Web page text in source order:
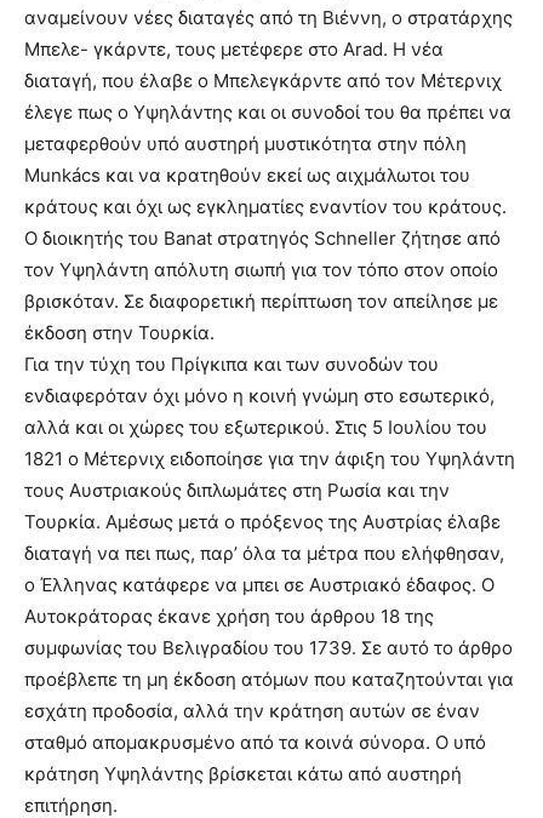
αναμείνουν νέες διαταγές από τη Βιέννη, ο στρατάρχης
Μπελε- γκάρντε, τους μετέφερε στο Arad. Η νέα
διαταγή, που έλαβε ο Μπελεγκάρντε από τον Μέτερνιχ
έλεγε πως ο Υψηλάντης και οι συνοδοί του θα πρέπει να
μεταφερθούν υπό αυστηρή μυστικότητα στην πόλη
Munkács και να κρατηθούν εκεί ως αιχμάλωτοι του
κράτους και όχι ως εγκληματίες εναντίον του κράτους.
Ο διοικητής του Banat στρατηγός Schneller ζήτησε από
τον Υψηλάντη απόλυτη σιωπή για τον τόπο στον οποίο
βρισκόταν. Σε διαφορετική περίπτωση τον απείλησε με
έκδοση στην Τουρκία.
Για την τύχη του Πρίγκιπα και των συνοδών του
ενδιαφερόταν όχι μόνο η κοινή γνώμη στο εσωτερικό,
αλλά και οι χώρες του εξωτερικού. Στις 5 Ιουλίου του
1821 ο Μέτερνιχ ειδοποίησε για την άφιξη του Υψηλάντη
τους Αυστριακούς διπλωμάτες στη Ρωσία και την
Τουρκία. Αμέσως μετά ο πρόξενος της Αυστρίας έλαβε
διαταγή να πει πως, παρ’ όλα τα μέτρα που ελήφθησαν,
ο Έλληνας κατάφερε να μπει σε Αυστριακό έδαφος. Ο
Αυτοκράτορας έκανε χρήση του άρθρου 18 της
συμφωνίας του Βελιγραδίου του 1739. Σε αυτό το άρθρο
προέβλεπε τη μη έκδοση ατόμων που καταζητούνται για
εσχάτη προδοσία, αλλά την κράτηση αυτών σε έναν
σταθμό απομακρυσμένο από τα κοινά σύνορα. Ο υπό
κράτηση Υψηλάντης βρίσκεται κάτω από αυστηρή
επιτήρηση.